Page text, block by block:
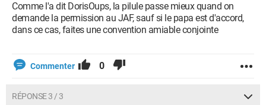
Comme l'a dit DorisOups, la pilule passe mieux quand on
demande la permission au JAF, sauf si le papa est d'accord,
dans ce cas, faites une convention amiable conjointe
Commenter 0
RÉPONSE 3 / 3